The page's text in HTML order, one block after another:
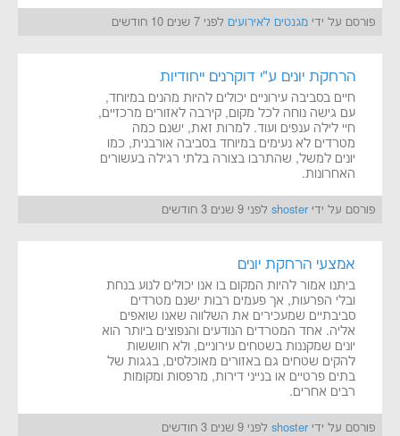
פורסם על ידי מגנטים לאירועים לפני 7 שנים 10 חודשים
הרחקת יונים ע"י דוקרנים ייחודיות
חיים בסביבה עירוניים יכולים להיות מהנים במיוחד,
עם גישה נוחה לכל מקום, קירבה לאזורים מרכזיים,
חיי לילה ענפים ועוד. למרות זאת, ישנם כמה
מטרדים לא נעימים במיוחד בסביבה אורבנית, כמו
יונים למשל, שהתרבו בצורה בלתי רגילה בעשורים
האחרונות.
פורסם על ידי shoster לפני 9 שנים 3 חודשים
אמצעי הרחקת יונים
ביתנו אמור להיות המקום בו אנו יכולים לנוע בנחת
ובלי הפרעות, אך פעמים רבות ישנם מטרדים
סביבתיים שמעכירים את השלווה שאנו שואפים
אליה. אחד המטרדים הנודעים והנפוצים ביותר הוא
יונים שמקננות בשטחים עירוניים, ולא חוששות
להקים שטחים גם באזורים מאוכלסים, בגגות של
בתים פרטיים או בנייני דירות, מרפסות ומקומות
רבים אחרים.
פורסם על ידי shoster לפני 9 שנים 3 חודשים